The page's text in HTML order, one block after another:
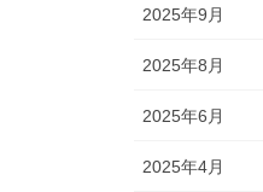
2025年9月
2025年8月
2025年6月
2025年4月